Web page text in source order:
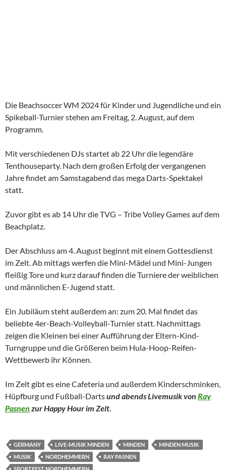
Die Beachsoccer WM 2024 für Kinder und Jugendliche und ein
Spikeball-Turnier stehen am Freitag, 2. August, auf dem
Programm.
Mit verschiedenen DJs startet ab 22 Uhr die legendäre
Tenthouseparty. Nach dem großen Erfolg der vergangenen
Jahre findet am Samstagabend das mega Darts-Spektakel
statt.
Zuvor gibt es ab 14 Uhr die TVG – Tribe Volley Games auf dem
Beachplatz.
Der Abschluss am 4. August beginnt mit einem Gottesdienst
im Zelt. Ab mittags werfen die Mini-Mädel und Mini-Jungen
fleißig Tore und kurz darauf finden die Turniere der weiblichen
und männlichen E-Jugend statt.
Ein Jubiläum steht außerdem an: zum 20. Mal findet das
beliebte 4er-Beach-Volleyball-Turnier statt. Nachmittags
zeigen die Kleinen bei einer Aufführung der Eltern-Kind-
Turngruppe und die Größeren beim Hula-Hoop-Reifen-
Wettbewerb ihr Können.
Im Zelt gibt es eine Cafeteria und außerdem Kinderschminken,
Hüpfburg und Fußball-Dartsund abends Livemusik von Ray
Pasnen zur Happy Hour im Zelt.
GERMANY LIVE-MUSIK MINDEN MINDEN
MINDEN MUSIK
MUSIK
NORDHEMMERN
RAY PASNEN
SPORTFEST NORDHEMMERN